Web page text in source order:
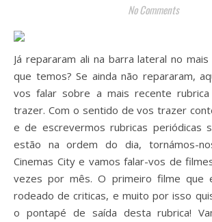
No Comments
Já repararam ali na barra lateral no
que temos? Se ainda não repararam,
vos falar sobre a mais recente
trazer. Com o sentido de vos trazer
e de escrevermos rubricas periódicas
estão na ordem do dia, tornámos-
Cinemas City e vamos falar-vos de
vezes por mês. O primeiro filme que
rodeado de criticas, e muito por isso
o pontapé de saída desta rubrica!